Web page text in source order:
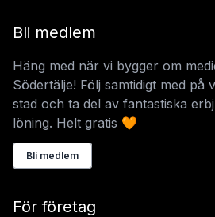
Bli medlem
Häng med när vi bygger om
Södertälje! Följ samtidigt med på
stad och ta del av fantastiska
löning. Helt gratis 🧡
Bli medlem
För företag